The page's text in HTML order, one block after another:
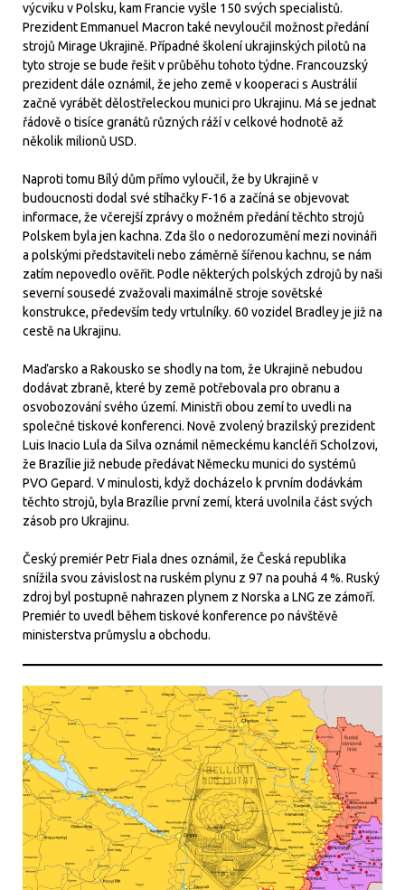
výcviku v Polsku, kam Francie vyšle 150 svých specialistů.
Prezident Emmanuel Macron také nevyloučil možnost předání
strojů Mirage Ukrajině. Případné školení ukrajinských pilotů na
tyto stroje se bude řešit v průběhu tohoto týdne. Francouzský
prezident dále oznámil, že jeho země v kooperaci s Austrálií
začně vyrábět dělostřeleckou munici pro Ukrajinu. Má se jednat
řádově o tisíce granátů různých ráží v celkové hodnotě až
několik milionů USD.
Naproti tomu Bílý dům přímo vyloučil, že by Ukrajině v
budoucnosti dodal své stíhačky F-16 a začíná se objevovat
informace, že včerejší zprávy o možném předání těchto strojů
Polskem byla jen kachna. Zda šlo o nedorozumění mezi novináři
a polskými představiteli nebo záměrně šířenou kachnu, se nám
zatím nepovedlo ověřit. Podle některých polských zdrojů by naši
severní sousedé zvažovali maximálně stroje sovětské
konstrukce, především tedy vrtulníky. 60 vozidel Bradley je již na
cestě na Ukrajinu.
Maďarsko a Rakousko se shodly na tom, že Ukrajině nebudou
dodávat zbraně, které by země potřebovala pro obranu a
osvobozování svého území. Ministři obou zemí to uvedli na
společné tiskové konferenci. Nově zvolený brazilský prezident
Luis Inacio Lula da Silva oznámil německému kancléři Scholzovi,
že Brazílie již nebude předávat Německu munici do systémů
PVO Gepard. V minulosti, když docházelo k prvním dodávkám
těchto strojů, byla Brazílie první zemí, která uvolnila část svých
zásob pro Ukrajinu.
Český premiér Petr Fiala dnes oznámil, že Česká republika
snížila svou závislost na ruském plynu z 97 na pouhá 4 %. Ruský
zdroj byl postupně nahrazen plynem z Norska a LNG ze zámoří.
Premiér to uvedl během tiskové konference po návštěvě
ministerstva průmyslu a obchodu.